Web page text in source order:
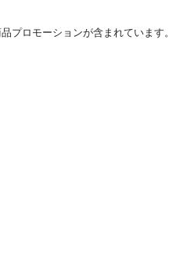
プロモーションが含まれています。